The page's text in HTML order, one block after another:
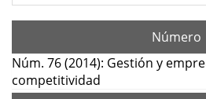
Número
Núm. 76 (2014): Gestión y
competitividad